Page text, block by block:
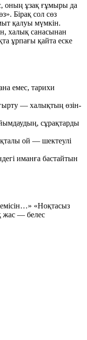
оның ұзақ ғұмыры да
. Бірақ сол сөз
қалуы мүмкін.
халық санасынан
ұрпағы қайта еске
емес, тарихи
— халықтың өзін-
сұрақтарды
ой — шектеулі
иманға бастайтын
«Ноқтасыз
— белес